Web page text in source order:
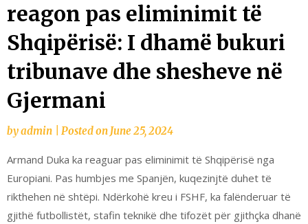
reagon pas eliminimit të
Shqipërisë: I dhamë bukuri
tribunave dhe shesheve në
Gjermani
byadmin Posted onJune 25, 2024
Armand Duka ka reaguar pas eliminimit të Shqipërisë nga
Europiani. Pas humbjes me Spanjën, kuqezinjtë duhet të
rikthehen në shtëpi. Ndërkohë kreu i FSHF, ka falënderuar të
gjithë futbollistët, stafin teknikë dhe tifozët për gjithçka dhanë